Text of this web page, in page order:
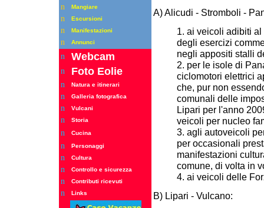
n Mangiare
n Escursioni
n Manifestazioni
n Annunci
n Webcam
n Foto Eolie
n Natura e itinerari
n Galleria fotografica
n Vulcani
n Storia
n Cucina
n Personaggi
n Cultura
n Controllo e sicurezza
n Contributi ricevuti
n Links
A) Alicudi - Stromboli -
1. ai veicoli adibiti
degli esercizi
negli appositi stalli
2. per le isole di
ciclomotori elettrici
che, pur non
comunali delle
Lipari per l'anno
veicoli per nucleo
3. agli autoveicoli
per occasionali
manifestazioni
comune, di volta in
4. ai veicoli delle
B) Lipari - Vulcano: